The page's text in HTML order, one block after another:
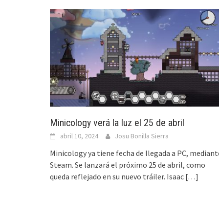
Minicology verá la luz el 25 de abril
abril 10, 2024 Josu Bonilla Sierra
Minicology ya tiene fecha de llegada a PC,
Steam. Se lanzará el próximo 25 de abril, como
queda reflejado en su nuevo tráiler. Isaac […]